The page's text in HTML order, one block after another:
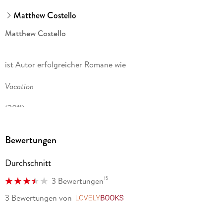
Matthew Costello
Matthew Costello
ist Autor erfolgreicher Romane wie
Vacation
(2011),
(1989), der sogar verfilmt wurde. Er schrieb für verschiedene
Bewertungen
Durchschnitt
3 Bewertungen15
3 Bewertungen von